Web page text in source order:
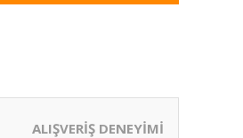
ALIŞVERİŞ DENEYİMİ